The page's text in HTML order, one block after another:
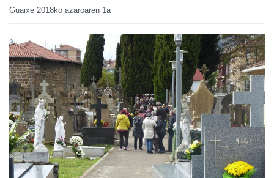
Guaixe 2018ko azaroaren 1a